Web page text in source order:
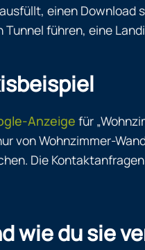
einen
führen, eine
Anzeige für
Wohnzimmer-
Die
wie du sie